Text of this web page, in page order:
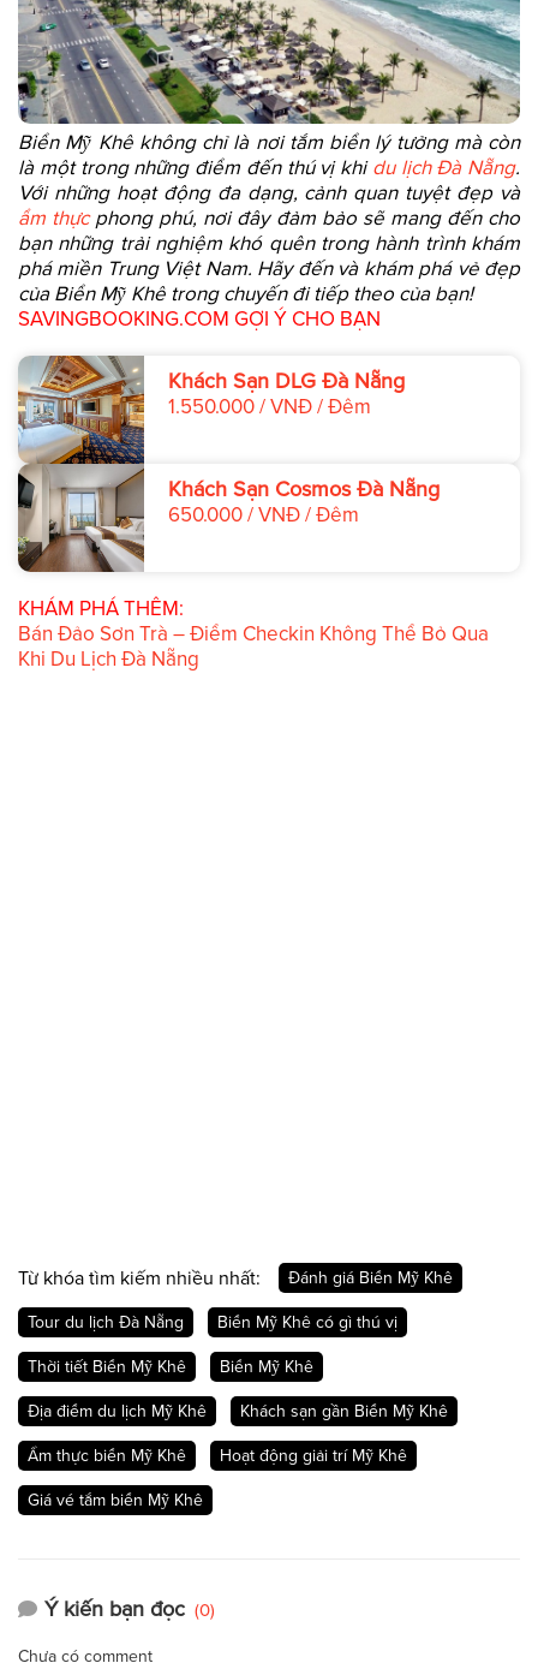
Biển Mỹ Khê không chỉ là nơi tắm biển lý tưởng mà còn
là một trong những điểm đến thú vị khidu lịch Đà Nẵng.
Với những hoạt động đa dạng, cảnh quan tuyệt đẹp và
ẩm thựcphong phú, nơi đây đảm bảo sẽ mang đến cho
bạn những trải nghiệm khó quên trong hành trình khám
phá miền Trung Việt Nam. Hãy đến và khám phá vẻ đẹp
của Biển Mỹ Khê trong chuyến đi tiếp theo của bạn!
SAVINGBOOKING.COM GỢI Ý CHO BẠN
Khách Sạn DLG Đà Nẵng
1.550.000 / VNĐ / Đêm
Khách Sạn Cosmos Đà Nẵng
650.000 / VNĐ / Đêm
KHÁM PHÁ THÊM:
Bán Đảo Sơn Trà – Điểm Checkin Không Thể Bỏ Qua
Khi Du Lịch Đà Nẵng
Từ khóa tìm kiếm nhiều nhất: Đánh giá Biển Mỹ Khê
Tour du lịch Đà Nẵng Biển Mỹ Khê có gì thú vị
Thời tiết Biển Mỹ Khê Biển Mỹ Khê
Địa điểm du lịch Mỹ Khê Khách sạn gần Biển Mỹ Khê
Ẩm thực biển Mỹ Khê Hoạt động giải trí Mỹ Khê
Giá vé tắm biển Mỹ Khê
Ý kiến bạn đọc (0)
Chưa có comment